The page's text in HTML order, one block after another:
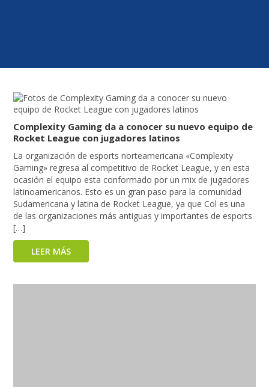
Complexity Gaming da a conocer su nuevo equipo de
Rocket League con jugadores latinos
La organización de esports norteamericana «Complexity
Gaming» regresa al competitivo de Rocket League, y en esta
ocasión el equipo esta conformado por un mix de jugadores
latinoamericanos. Esto es un gran paso para la comunidad
Sudamericana y latina de Rocket League, ya que Col es una
de las organizaciones más antiguas y importantes de esports
[…]
LEER MÁS